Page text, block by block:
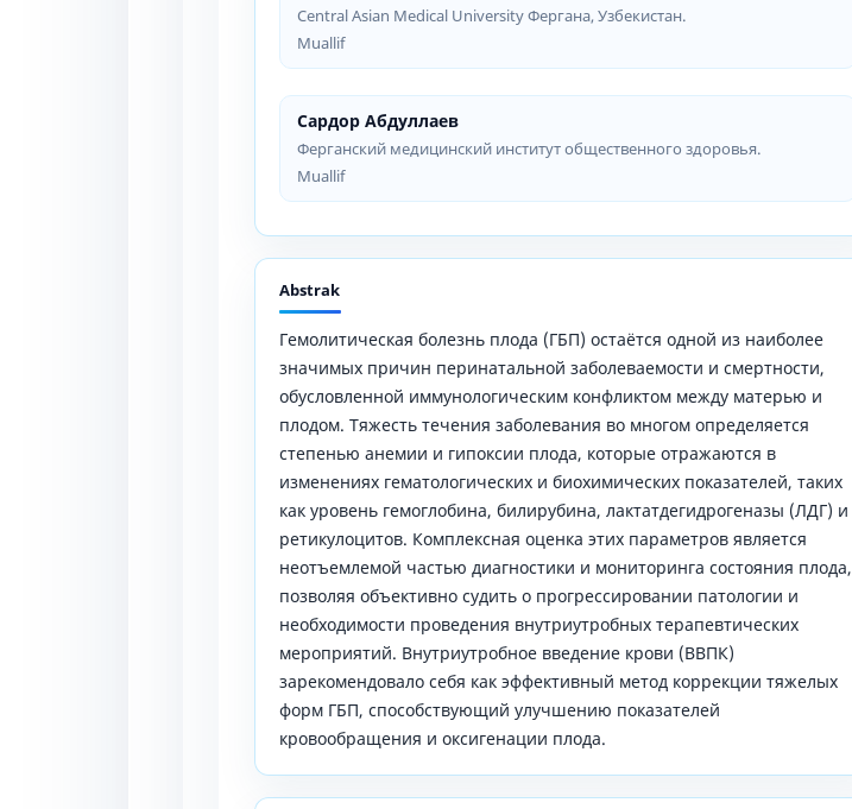
Central Asian Medical University Фергана, Узбекистан.
Muallif
Сардор Абдуллаев
Ферганский медицинский институт общественного здоровья.
Muallif
Abstrak
Гемолитическая болезнь плода (ГБП) остаётся одной из наиболее
значимых причин перинатальной заболеваемости и смертности,
обусловленной иммунологическим конфликтом между матерью и
плодом. Тяжесть течения заболевания во многом определяется
степенью анемии и гипоксии плода, которые отражаются в
изменениях гематологических и биохимических показателей, таких
как уровень гемоглобина, билирубина, лактатдегидрогеназы (ЛДГ) и
ретикулоцитов. Комплексная оценка этих параметров является
неотъемлемой частью диагностики и мониторинга состояния плода,
позволяя объективно судить о прогрессировании патологии и
необходимости проведения внутриутробных терапевтических
мероприятий. Внутриутробное введение крови (ВВПК)
зарекомендовало себя как эффективный метод коррекции тяжелых
форм ГБП, способствующий улучшению показателей
кровообращения и оксигенации плода.